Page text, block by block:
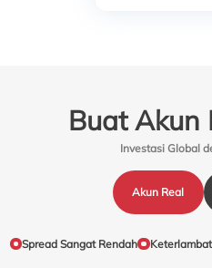
Buat Akun
Investasi Global
Akun Real
Spread Sangat Rendah